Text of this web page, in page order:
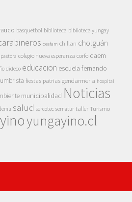
basquetbol biblioteca biblioteca yungay
cesfam chillan cholguán
colegio nueva esperanza corfo daem
dideco educacion escuela fernando
fiestas patrias gendarmeria hospital
municipalidad Noticias
salud sercotec sernatur taller Turismo
yungayino.cl